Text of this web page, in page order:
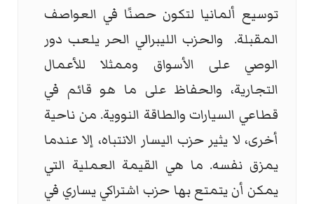
توسيع ألمانيا لتكون حصنًا في العواصف
المقبلة. والحزب الليبرالي الحر يلعب دور
الوصي على الأسواق وممثلا للأعمال
التجارية، والحفاظ على ما هو قائم في
قطاعي السيارات والطاقة النووية. من ناحية
أخرى، لا يثير حزب اليسار الانتباه، إلا عندما
يمزق نفسه. ما هي القيمة العملية التي
يمكن أن يتمتع بها حزب اشتراكي يساري في